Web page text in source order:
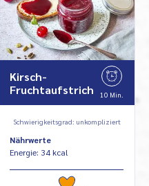
Kirsch-
Fruchtaufstrich
10 Min.
Schwierigkeitsgrad: unkompliziert
Nährwerte
Energie: 34 kcal